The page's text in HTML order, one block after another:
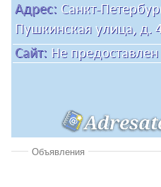
Объявления